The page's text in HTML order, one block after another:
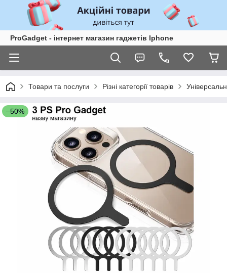
ProGadget - iнтернет магазин гаджетів Iphone
Товари та послуги Різні категорії товарів
–50%